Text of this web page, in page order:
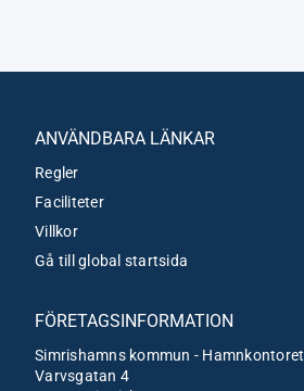
ANVÄNDBARA LÄNKAR
Regler
Faciliteter
Villkor
Gå till global startsida
FÖRETAGSINFORMATION
Simrishamns kommun - Hamnkontoret
Varvsgatan 4